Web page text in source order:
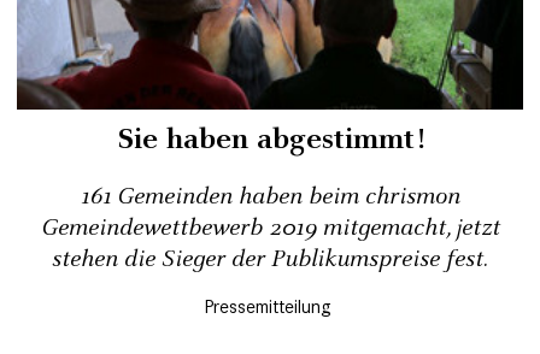
Sie haben abgestimmt!
161 Gemeinden haben beim chrismon
Gemeindewettbewerb 2019 mitgemacht, jetzt
stehen die Sieger der Publikumspreise fest.
Pressemitteilung